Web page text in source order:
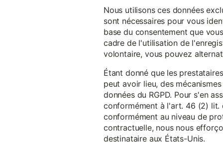
Nous utilisons ces données
sont nécessaires pour vous
base du consentement que
cadre de l'utilisation de
volontaire, vous pouvez
Étant donné que les
peut avoir lieu, des
données du RGPD. Pour s'en
conformément à l'art. 46 (2) lit.
conformément au niveau de
contractuelle, nous nous
destinataire aux États-Unis.